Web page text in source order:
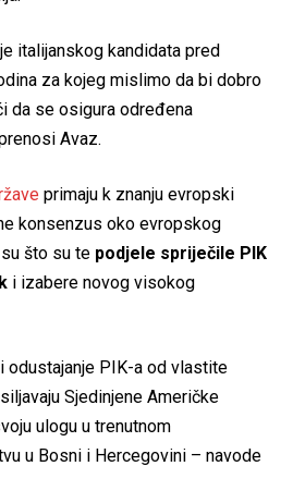
italijanskog kandidata pred
za kojeg mislimo da bi dobro
da se osigura određena
Avaz.
primaju k znanju evropski
konsenzus oko evropskog
što su te podjele spriječile PIK
i izabere novog visokog
odustajanje PIK-a od vlastite
Sjedinjene Američke
ulogu u trenutnom
u Bosni i Hercegovini – navode